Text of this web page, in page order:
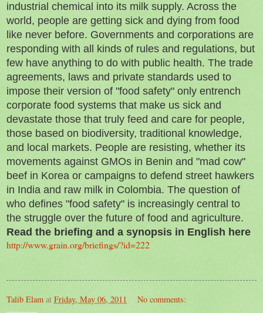
industrial chemical into its milk supply. Across the
world, people are getting sick and dying from food
like never before. Governments and corporations are
responding with all kinds of rules and regulations, but
few have anything to do with public health. The trade
agreements, laws and private standards used to
impose their version of "food safety" only entrench
corporate food systems that make us sick and
devastate those that truly feed and care for people,
those based on biodiversity, traditional knowledge,
and local markets. People are resisting, whether its
movements against GMOs in Benin and "mad cow"
beef in Korea or campaigns to defend street hawkers
in India and raw milk in Colombia. The question of
who defines "food safety" is increasingly central to
the struggle over the future of food and agriculture.
Read the briefing and a synopsis in English here
http://www.grain.org/briefings/?id=222
Talib Elam at Friday, May 06, 2011 No comments: